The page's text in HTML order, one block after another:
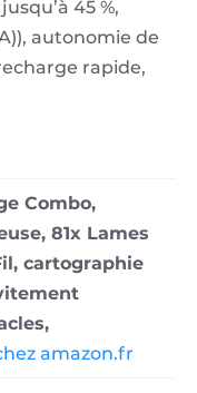
45 %,
autonomie de
rapide,
Combo,
81x Lames
cartographie
amazon.fr